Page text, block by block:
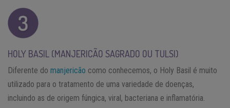
HOLY BASIL (MANJERICÃO SAGRADO OU TULSI)
Diferente do manjericão como conhecemos, o Holy Basil é muito
utilizado para o tratamento de uma variedade de doenças,
incluindo as de origem fúngica, viral, bacteriana e inflamatória.